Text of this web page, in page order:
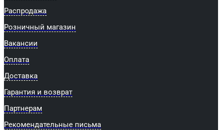
Распродажа
Розничный магазин
Вакансии
Оплата
Доставка
Гарантия и возврат
Партнерам
Рекомендательные письма